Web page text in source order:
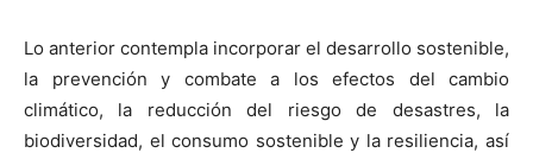
Lo anterior contempla incorporar el desarrollo sostenible,
la prevención y combate a los efectos del cambio
climático, la reducción del riesgo de desastres, la
biodiversidad, el consumo sostenible y la resiliencia, así